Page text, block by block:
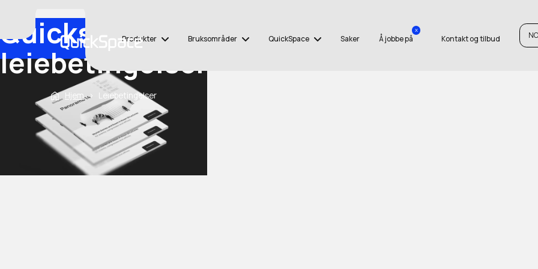
Produkter Bruksområder QuickSpace Saker Å jobbe på
x
Kontakt og tilbud
Quickspace
leiebetingelser
Hjem › Leiebetingelser